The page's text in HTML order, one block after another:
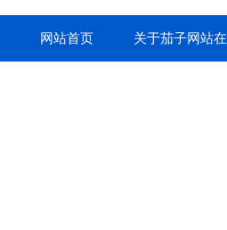
网站首页 关于茄子网站